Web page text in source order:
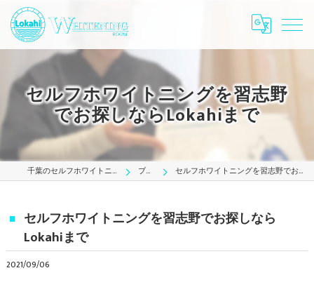
セルフホワイトニングを習志野
でお探しならLokahiまで
千葉のセルフホワイトニングはLokahi ブログ セルフホワイトニングを習志野でお探しならLokahiまで
セルフホワイトニングを習志野でお探しなら
Lokahiまで
2021/09/06